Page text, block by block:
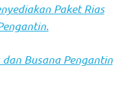
Paket Rias
Busana Pengantin